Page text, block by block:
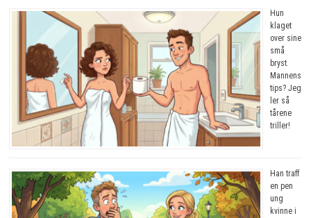
Hun
klaget
over sine
små
bryst.
Mannens
tips? Jeg
ler så
tårene
triller!
Han traff
en pen
ung
kvinne i